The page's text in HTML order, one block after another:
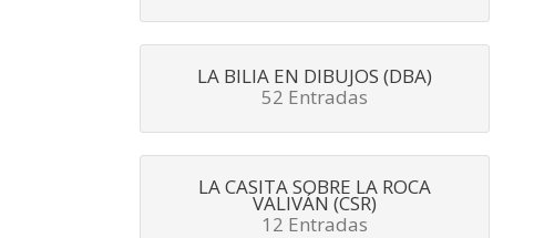
LA BILIA EN DIBUJOS (DBA)
52 Entradas
LA CASITA SOBRE LA ROCA
VALIVÁN (CSR)
12 Entradas